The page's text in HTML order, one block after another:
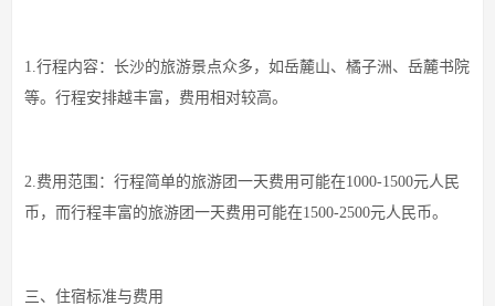
1.行程内容：长沙的旅游景点众多，如岳麓山、橘子洲、岳麓书院
等。行程安排越丰富，费用相对较高。
2.费用范围：行程简单的旅游团一天费用可能在1000-1500元人民
币，而行程丰富的旅游团一天费用可能在1500-2500元人民币。
三、住宿标准与费用